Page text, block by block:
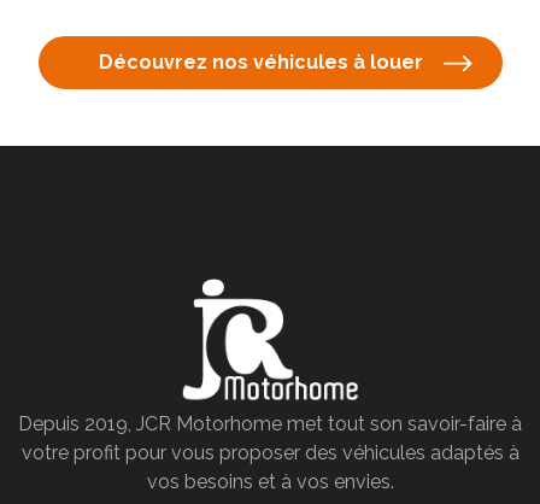
Découvrez nos véhicules à louer
Depuis 2019, JCR Motorhome met tout son savoir-faire à
votre profit pour vous proposer des véhicules adaptés à
vos besoins et à vos envies.